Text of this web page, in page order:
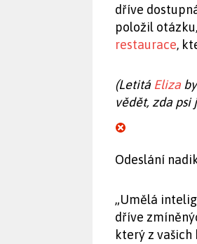
dříve
položil
restaurace,
(Letitá Elizaby
vědět, zda psi
Odeslání
„Umělá
dříve
který z vašich